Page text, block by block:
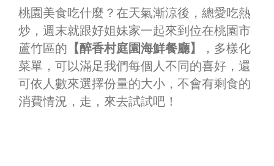
桃園美食吃什麼？在天氣漸涼後，總愛吃熱
炒，週末就跟好姐妹家一起來到位在桃園市
蘆竹區的 【醉香村庭園海鮮餐廳】
，多樣化
菜單，可以滿足我們每個人不同的喜好，還
可依人數來選擇份量的大小，不會有剩食的
消費情況，走，來去試試吧！